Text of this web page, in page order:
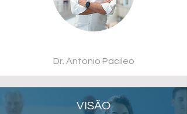
Dr. Antonio Pacileo
VISÃO